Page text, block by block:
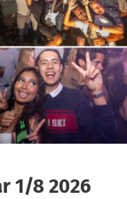
1/8 2026